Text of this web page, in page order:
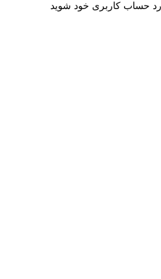
حساب کاربری خود شوید